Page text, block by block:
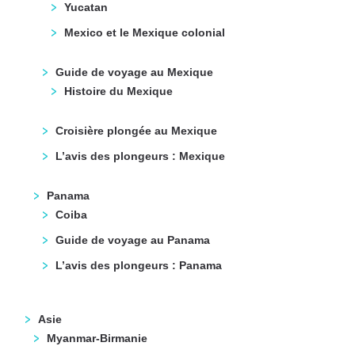
Yucatan
Mexico et le Mexique colonial
Guide de voyage au Mexique
Histoire du Mexique
Croisière plongée au Mexique
L’avis des plongeurs : Mexique
Panama
Coiba
Guide de voyage au Panama
L’avis des plongeurs : Panama
Asie
Myanmar-Birmanie